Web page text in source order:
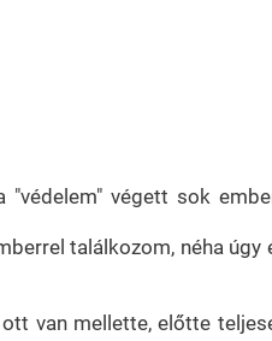
végett sok
találkozom, néha úgy
van mellette, előtte